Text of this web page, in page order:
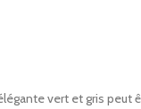
vert et gris